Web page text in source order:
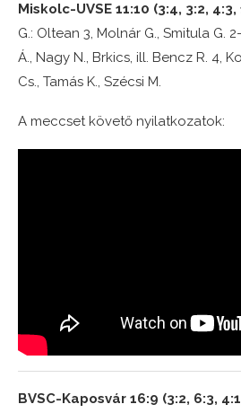
Miskolc-UVSE 11:10 (3:4, 3:2, 4:3,
G.: Oltean 3, Molnár G., Smitula G.
Á., Nagy N., Brkics, ill. Bencz R. 4,
Cs., Tamás K., Szécsi M.
A meccset követő nyilatkozatok:
BVSC-Kaposvár 16:9 (3:2, 6:3,